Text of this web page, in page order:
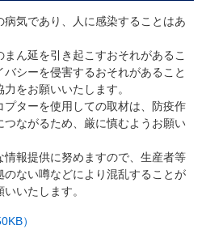
病気であり、人に感染することはあ
ん延を引き起こすおそれがあるこ
シーを侵害するおそれがあること
をお願いいたします。
ターを使用しての取材は、防疫作
ながるため、厳に慎むようお願い
報提供に努めますので、生産者等
ない噂などにより混乱することが
いたします。
）